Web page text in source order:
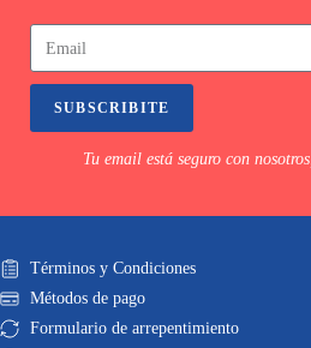
SUBSCRIBITE
Tu email está seguro con
Términos y Condiciones
Métodos de pago
Formulario de arrepentimiento